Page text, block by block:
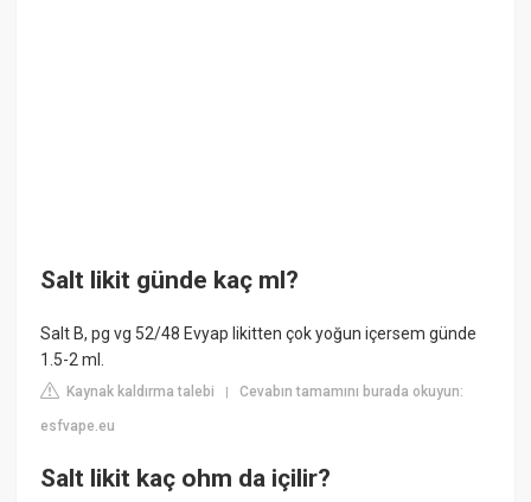
Salt likit günde kaç ml?
Salt B, pg vg 52/48 Evyap likitten çok yoğun içersem günde
1.5-2 ml.
Kaynak kaldırma talebi |Cevabın tamamını burada okuyun:
esfvape.eu
Salt likit kaç ohm da içilir?